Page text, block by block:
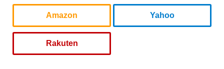
Amazon Yahoo
Rakuten